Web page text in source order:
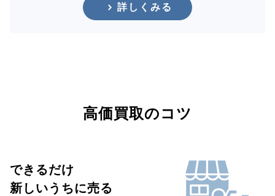
詳しくみる
高価買取のコツ
できるだけ
新しいうちに売る